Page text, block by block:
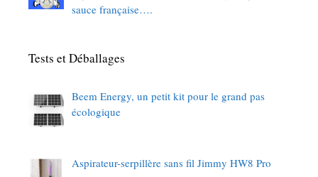
sauce française….
Tests et Déballages
Beem Energy, un petit kit pour le grand pas
écologique
Aspirateur-serpillère sans fil Jimmy HW8 Pro